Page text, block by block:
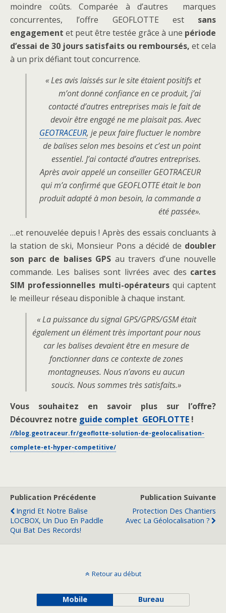
moindre coûts. Comparée à d’autres marques
concurrentes, l’offre GEOFLOTTE estsans
engagement et peut être testée grâce à une période
d’essai de 30 jours satisfaits ou remboursés, et cela
à un prix défiant tout concurrence.
« Les avis laissés sur le site étaient positifs et
m’ont donné confiance en ce produit, j’ai
contacté d’autres entreprises mais le fait de
devoir être engagé ne me plaisait pas. Avec
GEOTRACEUR, je peux faire fluctuer le nombre
de balises selon mes besoins et c’est un point
essentiel. J’ai contacté d’autres entreprises.
Après avoir appelé un conseiller GEOTRACEUR
qui m’a confirmé que GEOFLOTTE était le bon
produit adapté à mon besoin, la commande a
été passée».
…et renouvelée depuis ! Après des essais concluants à
la station de ski, Monsieur Pons a décidé de doubler
son parc de balises GPS au travers d’une nouvelle
commande. Les balises sont livrées avec des cartes
SIM professionnelles multi-opérateursqui captent
le meilleur réseau disponible à chaque instant.
« La puissance du signal GPS/GPRS/GSM était
également un élément très important pour nous
car les balises devaient être en mesure de
fonctionner dans ce contexte de zones
montagneuses. Nous n’avons eu aucun
soucis. Nous sommes très satisfaits.»
Vous souhaitez en savoir plus sur l’offre?
Découvrez notre guide complet GEOFLOTTE !
//blog.geotraceur.fr/geoflotte-solution-de-geolocalisation-
complete-et-hyper-competitive/
Publication Précédente
Ingrid Et Notre Balise
LOCBOX, Un Duo En Paddle
Qui Bat Des Records!
Publication Suivante
Protection Des Chantiers
Avec La Géolocalisation ?
Retour au début
Mobile Bureau